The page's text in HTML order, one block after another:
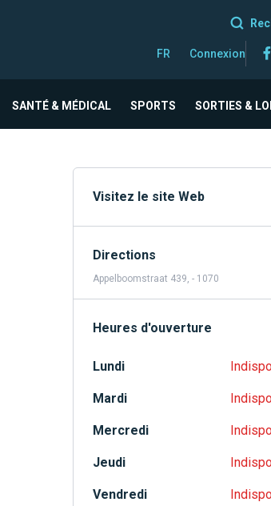
FR Connexion
SANTÉ & MÉDICAL SPORTS SORTIES &
Visitez le site Web
Directions
Appelboomstraat 439, - 1070
Heures d'ouverture
Lundi
Mardi
Mercredi
Jeudi
Vendredi